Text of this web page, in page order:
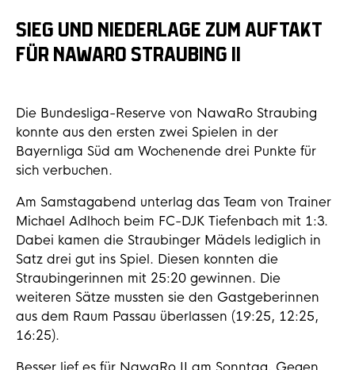
SIEG UND NIEDERLAGE ZUM AUFTAKT
FÜR NAWARO STRAUBING II
Die Bundesliga-Reserve von NawaRo Straubing
konnte aus den ersten zwei Spielen in der
Bayernliga Süd am Wochenende drei Punkte für
sich verbuchen.
Am Samstagabend unterlag das Team von Trainer
Michael Adlhoch beim FC-DJK Tiefenbach mit 1:3.
Dabei kamen die Straubinger Mädels lediglich in
Satz drei gut ins Spiel. Diesen konnten die
Straubingerinnen mit 25:20 gewinnen. Die
weiteren Sätze mussten sie den Gastgeberinnen
aus dem Raum Passau überlassen (19:25, 12:25,
16:25).